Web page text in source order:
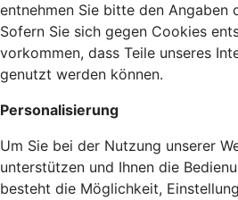
entnehmen Sie bitte den Angaben
Sofern Sie sich gegen Cookies
vorkommen, dass Teile unseres
genutzt werden können.
Personalisierung
Um Sie bei der Nutzung unserer
unterstützen und Ihnen die
besteht die Möglichkeit,